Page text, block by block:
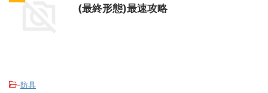
(最終形態)最速攻略
-防具